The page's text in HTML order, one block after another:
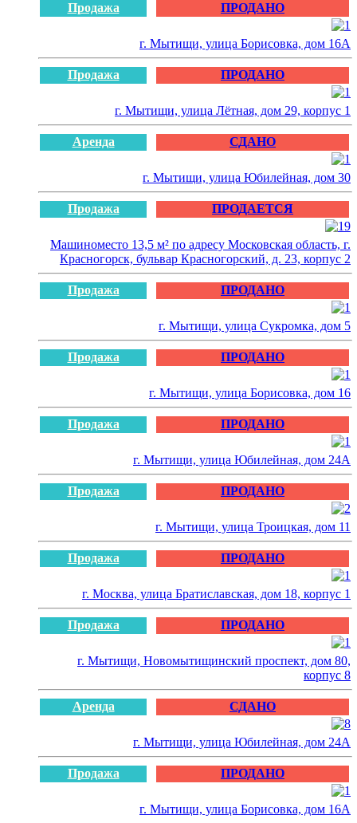
Продажа ПРОДАНО
г. Мытищи, улица Борисовка, дом 16А
Продажа ПРОДАНО
г. Мытищи, улица Лётная, дом 29, корпус 1
Аренда СДАНО
г. Мытищи, улица Юбилейная, дом 30
Продажа ПРОДАЕТСЯ
Машиноместо 13,5 м² по адресу Московская область, г.
Красногорск, бульвар Красногорский, д. 23, корпус 2
Продажа ПРОДАНО
г. Мытищи, улица Сукромка, дом 5
Продажа ПРОДАНО
г. Мытищи, улица Борисовка, дом 16
Продажа ПРОДАНО
г. Мытищи, улица Юбилейная, дом 24А
Продажа ПРОДАНО
г. Мытищи, улица Троицкая, дом 11
Продажа ПРОДАНО
г. Москва, улица Братиславская, дом 18, корпус 1
Продажа ПРОДАНО
г. Мытищи, Новомытищинский проспект, дом 80,
корпус 8
Аренда СДАНО
г. Мытищи, улица Юбилейная, дом 24А
Продажа ПРОДАНО
г. Мытищи, улица Борисовка, дом 16А